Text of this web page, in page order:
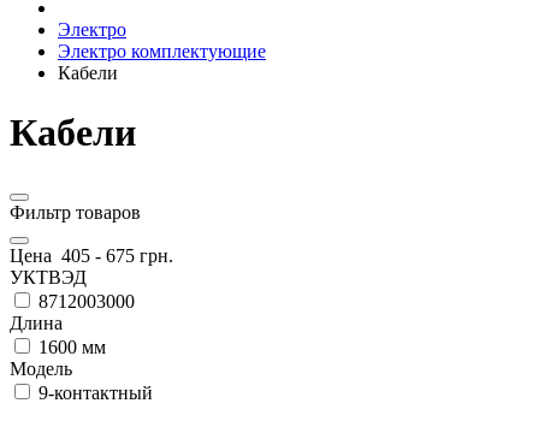
Электро
Электро комплектующие
Кабели
Кабели
Фильтр товаров
Цена 405 - 675 грн.
УКТВЭД
8712003000
Длина
1600 мм
Модель
9-контактный